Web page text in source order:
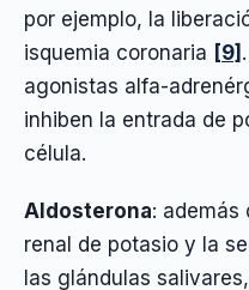
por ejemplo, la
isquemia coronaria [9]
agonistas alfa-
inhiben la entrada de
célula.
Aldosterona: además
renal de potasio y la
las glándulas